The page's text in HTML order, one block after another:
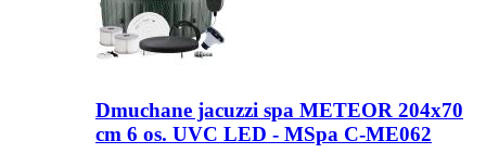
Dmuchane jacuzzi spa METEOR 204x70
cm 6 os. UVC LED - MSpa C-ME062